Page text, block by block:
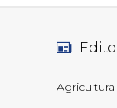
Agricultura